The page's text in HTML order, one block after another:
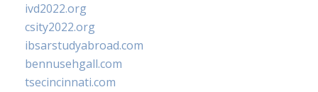
ivd2022.org
csity2022.org
ibsarstudyabroad.com
bennusehgall.com
tsecincinnati.com